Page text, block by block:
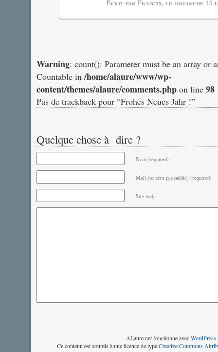
Écrit par Francis, le dimanche 14
Warning: count(): Parameter must be an array or
Countable in/home/alaure/www/wp-
content/themes/alaure/comments.php on line 98
Pas de trackback pour “Frohes Neues Jahr !”
Quelque chose à dire ?
Nom (required)
Mail (ne sera pas publié) (required)
Site web
ALaure.net fonctionne avecWordPress
Ce contenu est soumis à une licence de typeCreative Commons